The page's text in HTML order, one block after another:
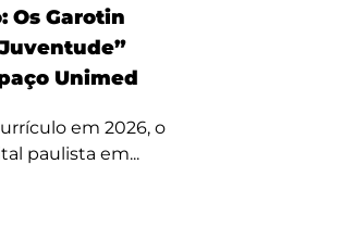
Os Garotin
Unimed
em 2026, o
paulista em...